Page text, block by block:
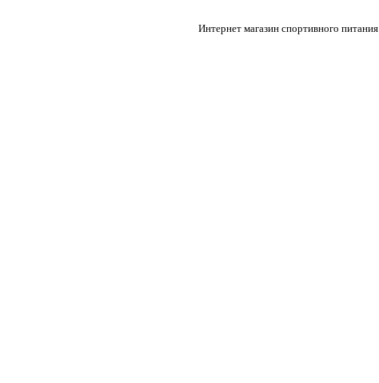
Интернет магазин спортивного питания